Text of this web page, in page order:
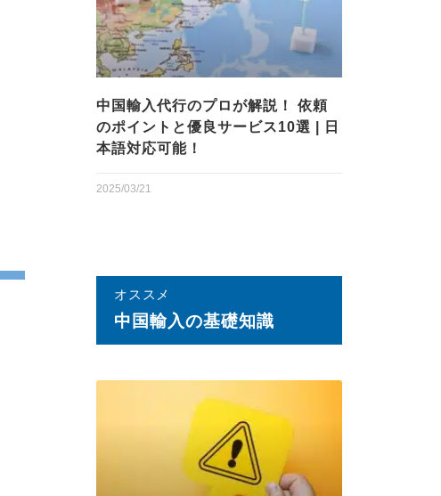
中国輸入代行のプロが解説！ 依頼
のポイントと優良サービス10選 | 日
本語対応可能！
2025/03/21
オススメ
中国輸⼊の基礎知識